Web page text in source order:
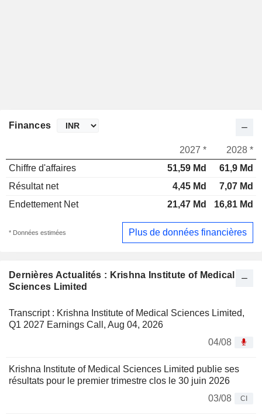
Dernières Actualités : Krishna Institute of Medical
Sciences Limited
Transcript : Krishna Institute of Medical Sciences Limited,
Q1 2027 Earnings Call, Aug 04, 2026
04/08
Krishna Institute of Medical Sciences Limited publie ses
résultats pour le premier trimestre clos le 30 juin 2026
03/08
CI
Finances
2027 *
2028 *
Chiffre d'affaires
51,59 Md
61,9 Md
Résultat net
4,45 Md
7,07 Md
Endettement Net
21,47 Md 16,81 Md
* Données estimées Plus de données financières